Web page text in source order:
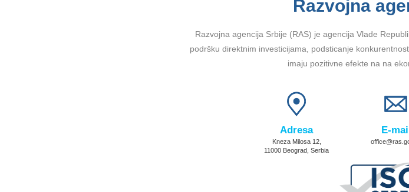
Razvojna
Razvojna agencija Srbije (RAS) je agencija Vlade
podršku direktnim investicijama, podsticanje
imaju pozitivne efekte na na
Adresa
Kneza Milosa 12,
11000 Beograd, Serbia
E-